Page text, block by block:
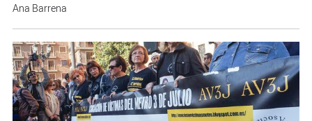
Ana Barrena